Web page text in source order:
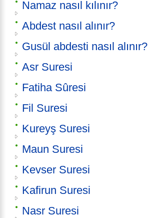
Namaz nasıl kılınır?
Abdest nasıl alınır?
Gusül abdesti nasıl alınır?
Asr Suresi
Fatiha Sûresi
Fil Suresi
Kureyş Suresi
Maun Suresi
Kevser Suresi
Kafirun Suresi
Nasr Suresi